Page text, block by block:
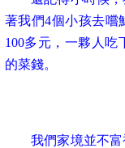
著我們4個小孩去嚐
100多元，一夥人吃
的菜錢。
我們家境並不富